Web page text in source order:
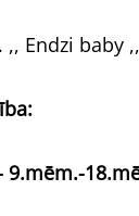
,, Endzi baby ,,
9.mēm.-